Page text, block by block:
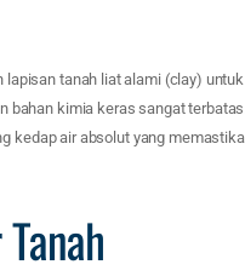
tanah liat alami (clay)
bahan kimia keras sangat
kedap air absolut yang